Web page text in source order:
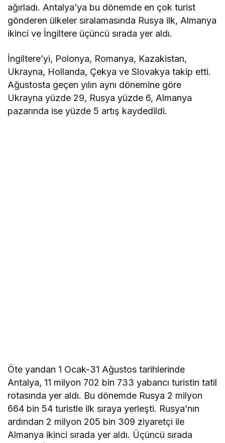
ağırladı. Antalya’ya bu dönemde en çok turist
gönderen ülkeler sıralamasında Rusya ilk, Almanya
ikinci ve İngiltere üçüncü sırada yer aldı.
İngiltere’yi, Polonya, Romanya, Kazakistan,
Ukrayna, Hollanda, Çekya ve Slovakya takip etti.
Ağustosta geçen yılın aynı dönemine göre
Ukrayna yüzde 29, Rusya yüzde 6, Almanya
pazarında ise yüzde 5 artış kaydedildi.
Öte yandan 1 Ocak-31 Ağustos tarihlerinde
Antalya, 11 milyon 702 bin 733 yabancı turistin tatil
rotasında yer aldı. Bu dönemde Rusya 2 milyon
664 bin 54 turistle ilk sıraya yerleşti. Rusya’nın
ardından 2 milyon 205 bin 309 ziyaretçi ile
Almanya ikinci sırada yer aldı. Üçüncü sırada